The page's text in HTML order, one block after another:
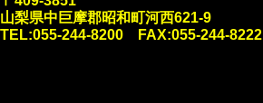
山梨県中巨摩郡昭和町河西621-9
TEL:055-244-8200 FAX:055-244-8222